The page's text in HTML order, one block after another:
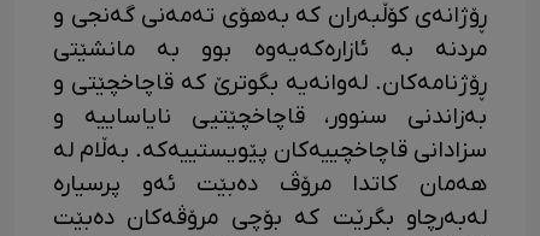
ڕۆژانەی کۆڵبەران کە بەهۆی تەمەنی گەنجی و
مردنە بە ئازارەکەیەوە بوو بە مانشێتی
ڕۆژنامەکان. لەوانەیە بگوترێ کە قاچاخچێتی و
بەزاندنی سنوور، قاچاخچێتیی نایاساییە و
سزادانی قاچاخچییەکان پێویستییەکە. بەڵام لە
هەمان کاتدا مرۆڤ دەبێت ئەو پرسیارە
لەبەرچاو بگرێت کە بۆچی مرۆڤەکان دەبێت